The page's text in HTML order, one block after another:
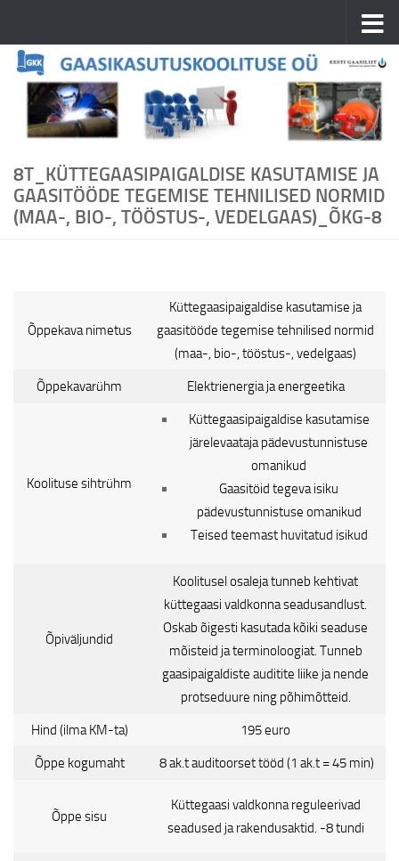
8T_KÜTTEGAASIPAIGALDISE KASUTAMISE JA
GAASITÖÖDE TEGEMISE TEHNILISED NORMID
(MAA-, BIO-, TÖÖSTUS-, VEDELGAAS)_ÕKG-8
Õppekava nimetus
Küttegaasipaigaldise kasutamise ja
gaasitööde tegemise tehnilised normid
(maa-, bio-, tööstus-, vedelgaas)
Õppekavarühm Elektrienergia ja energeetika
Koolituse sihtrühm
Küttegaasipaigaldise kasutamise
järelevaataja pädevustunnistuse
omanikud
Gaasitöid tegeva isiku
pädevustunnistuse omanikud
Teised teemast huvitatud isikud
Õpiväljundid
Koolitusel osaleja tunneb kehtivat
küttegaasi valdkonna seadusandlust.
Oskab õigesti kasutada kõiki seaduse
mõisteid ja terminoloogiat. Tunneb
gaasipaigaldiste auditite liike ja nende
protseduure ning põhimõtteid.
Hind (ilma KM-ta) 195 euro
Õppe kogumaht 8 ak.t auditoorset tööd (1 ak.t = 45 min)
Õppe sisu
Küttegaasi valdkonna reguleerivad
seadused ja rakendusaktid. -8 tundi